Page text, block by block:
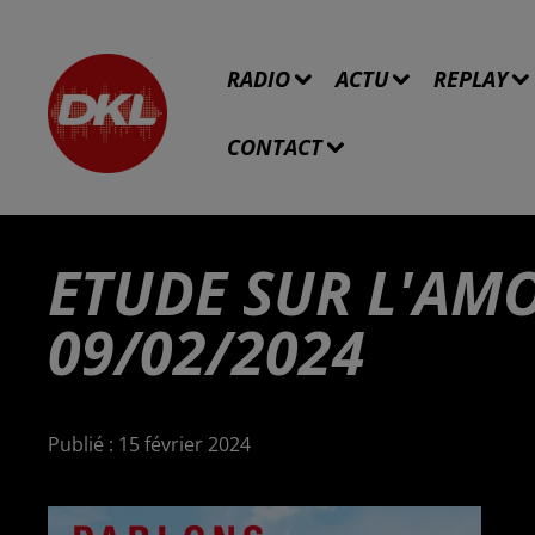
RADIO ACTU REPLAY
CONTACT
ETUDE SUR
09/02/2024
Publié : 15 février 2024